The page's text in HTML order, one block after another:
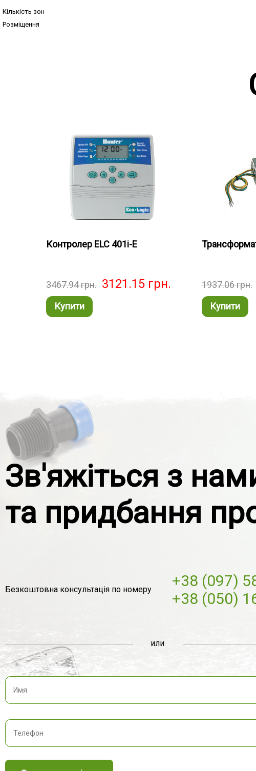
Кількість зон
Розміщення
Контролер ELC 401i-E
3467.94грн. 3121.15 грн.
Купити
1937.06грн.
Купити
Зв'яжіться з
та придбання
Безкоштовна консультація по номеру
+38 (097)
+38 (050)
или